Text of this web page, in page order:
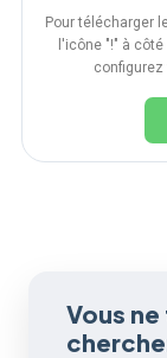
Pour télécharger
l'icône "!" à
configurez
Vous